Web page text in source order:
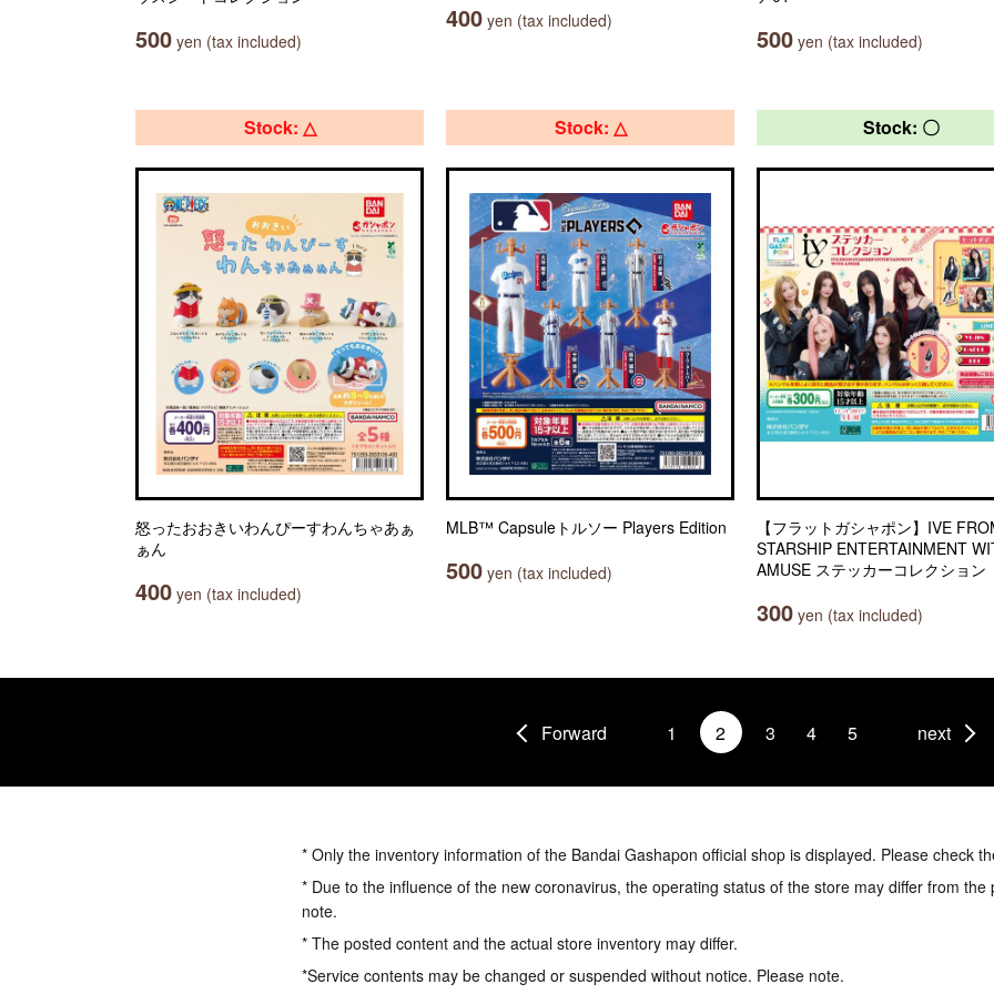
500 yen (tax included)
400 yen (tax included)
500 yen (tax included)
Stock: △
怒ったおおきいわんぴーすわんちゃあぁ
ぁん
400 yen (tax included)
Stock: △
MLB™ Capsuleトルソー Players Edition
500 yen (tax included)
Stock: 〇
【フラットガシャポン】IVE
STARSHIP ENTERTAINMENT
AMUSE ステッカーコレクション
300 yen (tax included)
Forward 1 2 3 4 5 next
* Only the inventory information of the Bandai Gashapon official shop is displayed. Please check
* Due to the influence of the new coronavirus, the operating status of the store may differ from the
note.
* The posted content and the actual store inventory may differ.
*Service contents may be changed or suspended without notice. Please note.